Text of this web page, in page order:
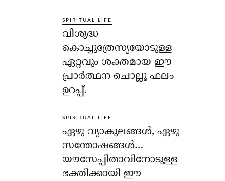
SPIRITUAL LIFE
വിശുദ്ധ
കൊച്ചുത്രേസ്യയോടുള്ള
ഏറ്റവും ശക്തമായ ഈ
പ്രാര്‍ത്ഥന ചൊല്ലൂ ഫലം
ഉറപ്പ്.
SPIRITUAL LIFE
ഏഴു വ്യാകുലങ്ങള്‍, ഏഴു
സന്തോഷങ്ങള്‍…
യൗസേപ്പിതാവിനോടുള്ള
ഭക്തിക്കായി ഈ